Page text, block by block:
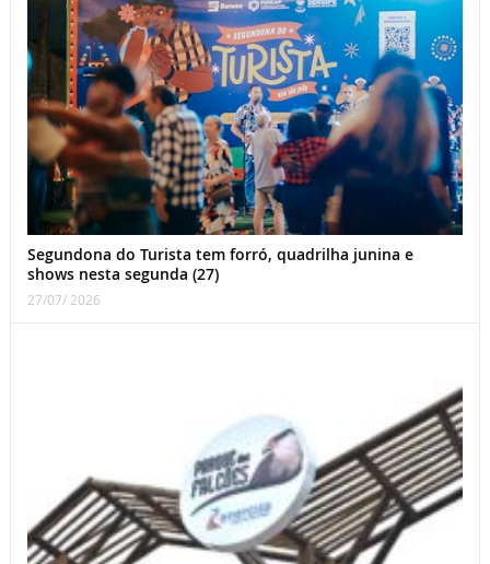
Segundona do Turista tem forró, quadrilha junina e
shows nesta segunda (27)
27/07/ 2026